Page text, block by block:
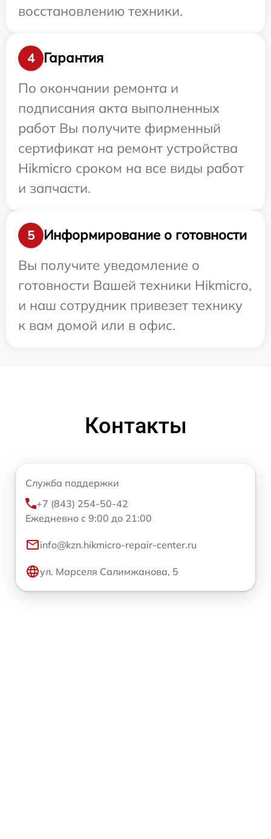
восстановлению техники.
4
Гарантия
По окончании ремонта и
подписания акта выполненных
работ Вы получите фирменный
сертификат на ремонт устройства
Hikmicro сроком на все виды работ
и запчасти.
5
Информирование о готовности
Вы получите уведомление о
готовности Вашей техники Hikmicro,
и наш сотрудник привезет технику
к вам домой или в офис.
Контакты
Служба поддержки
+7 (843) 254-50-42
Ежедневно с 9:00 до 21:00
info@kzn.hikmicro-repair-center.ru
ул. Марселя Салимжанова, 5